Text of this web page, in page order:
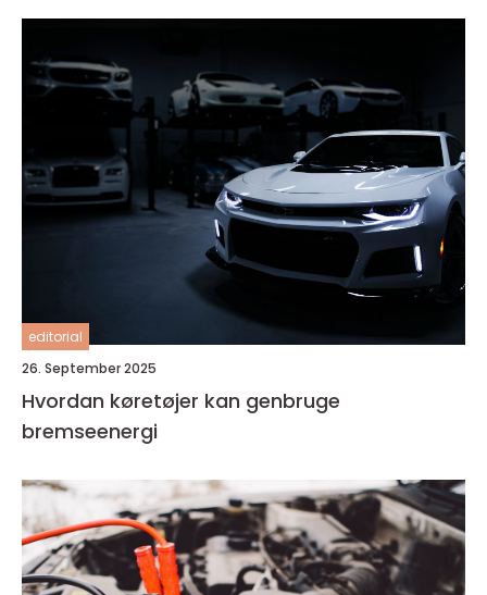
editorial
26. September 2025
Hvordan køretøjer kan genbruge
bremseenergi